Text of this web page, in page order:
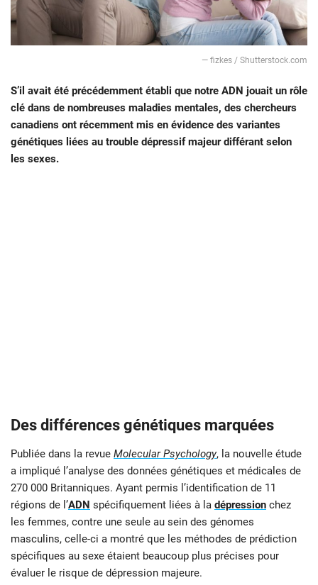
— fizkes / Shutterstock.com
S’il avait été précédemment établi que notre ADN jouait un rôle
clé dans de nombreuses maladies mentales, des chercheurs
canadiens ont récemment mis en évidence des variantes
génétiques liées au trouble dépressif majeur différant selon
les sexes.
Des différences génétiques marquées
Publiée dans la revue Molecular Psychology, la nouvelle étude
a impliqué l’analyse des données génétiques et médicales de
270 000 Britanniques. Ayant permis l’identification de 11
régions de l’ADN spécifiquement liées à la dépression chez
les femmes, contre une seule au sein des génomes
masculins, celle-ci a montré que les méthodes de prédiction
spécifiques au sexe étaient beaucoup plus précises pour
évaluer le risque de dépression majeure.